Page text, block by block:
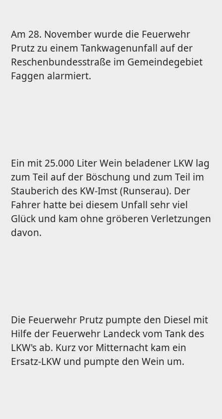
Am 28. November wurde die Feuerwehr
Prutz zu einem Tankwagenunfall auf der
Reschenbundesstraße im Gemeindegebiet
Faggen alarmiert.
Ein mit 25.000 Liter Wein beladener LKW lag
zum Teil auf der Böschung und zum Teil im
Stauberich des KW-Imst (Runserau). Der
Fahrer hatte bei diesem Unfall sehr viel
Glück und kam ohne gröberen Verletzungen
davon.
Die Feuerwehr Prutz pumpte den Diesel mit
Hilfe der Feuerwehr Landeck vom Tank des
LKW's ab. Kurz vor Mitternacht kam ein
Ersatz-LKW und pumpte den Wein um.